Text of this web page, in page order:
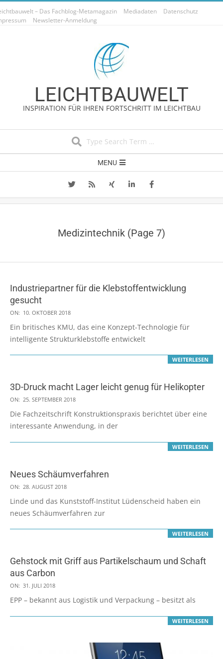
Skip
to
– Das Fachblog-Metamagazin Mediadaten
Datenschutz
Newsletter-Anmeldung
LEICHTBAUWELT
INSPIRATION FÜR IHREN FORTSCHRITT IM LEICHTBAU
Navigation
MENU
Medizintechnik (Page 7)
Industriepartner für die Klebstoffentwicklung
gesucht
2018-
10-
10
ON: 10. OKTOBER 2018
Ein britisches KMU, das eine Konzept-Technologie für
intelligente Strukturklebstoffe entwickelt
WEITERLESEN
3D-Druck macht Lager leicht genug für Helikopter
2018-
09-
25
ON: 25. SEPTEMBER 2018
Die Fachzeitschrift Konstruktionspraxis berichtet über eine
interessante Anwendung, in der
WEITERLESEN
Neues Schäumverfahren
2018-
08-
ON: 28. AUGUST 2018
Linde und das Kunststoff-Institut Lüdenscheid haben ein
neues Schäumverfahren zur
WEITERLESEN
Gehstock mit Griff aus Partikelschaum und Schaft
aus Carbon
2018-
07-
ON: 31. JULI 2018
EPP – bekannt aus Logistik und Verpackung – besitzt als
WEITERLESEN